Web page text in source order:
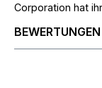
Corporation hat
BEWERTUNGEN